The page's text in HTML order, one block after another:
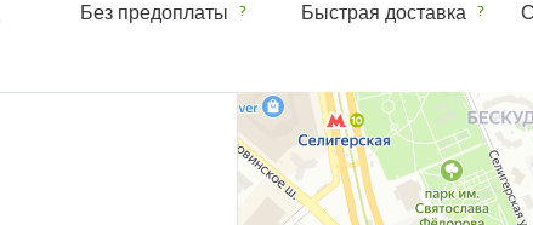
Без предоплаты Быстрая доставка